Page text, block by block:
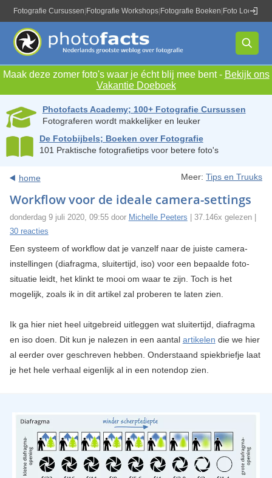
Fotografie Cursussen Fotografie Workshops Fotografie Boeken Foto Locaties
Maak deze zomer foto's waar je écht blij mee bent - Bekijk ons
Vakantie Doeboek
Photofacts Academy; 100+ Fotografie Cursussen
Fotograferen wordt makkelijker en leuker
De Fotobijbels; Boeken over Fotografie
101 Praktische fotografietips voor betere foto's
home Meer:Tips en Truuks
Workflow voor de ideale camera-settings
donderdag 9 juli 2020, 09:55 door Michelle Peeters | 37.146x gelezen |
30 reacties
Een systeem of workflow dat je vanzelf naar de juiste camera-
instellingen (diafragma, sluitertijd, iso) voor een bepaalde foto-
situatie leidt, het klinkt te mooi om waar te zijn. Toch is het
mogelijk, zoals ik in dit artikel zal proberen te laten zien.
Ik ga hier niet heel uitgebreid uitleggen wat sluitertijd, diafragma
en iso doen. Dit kun je nalezen in een aantal artikelen die we hier
al eerder over geschreven hebben. Onderstaand spiekbriefje laat
je het hele verhaal eigenlijk al in een notendop zien.